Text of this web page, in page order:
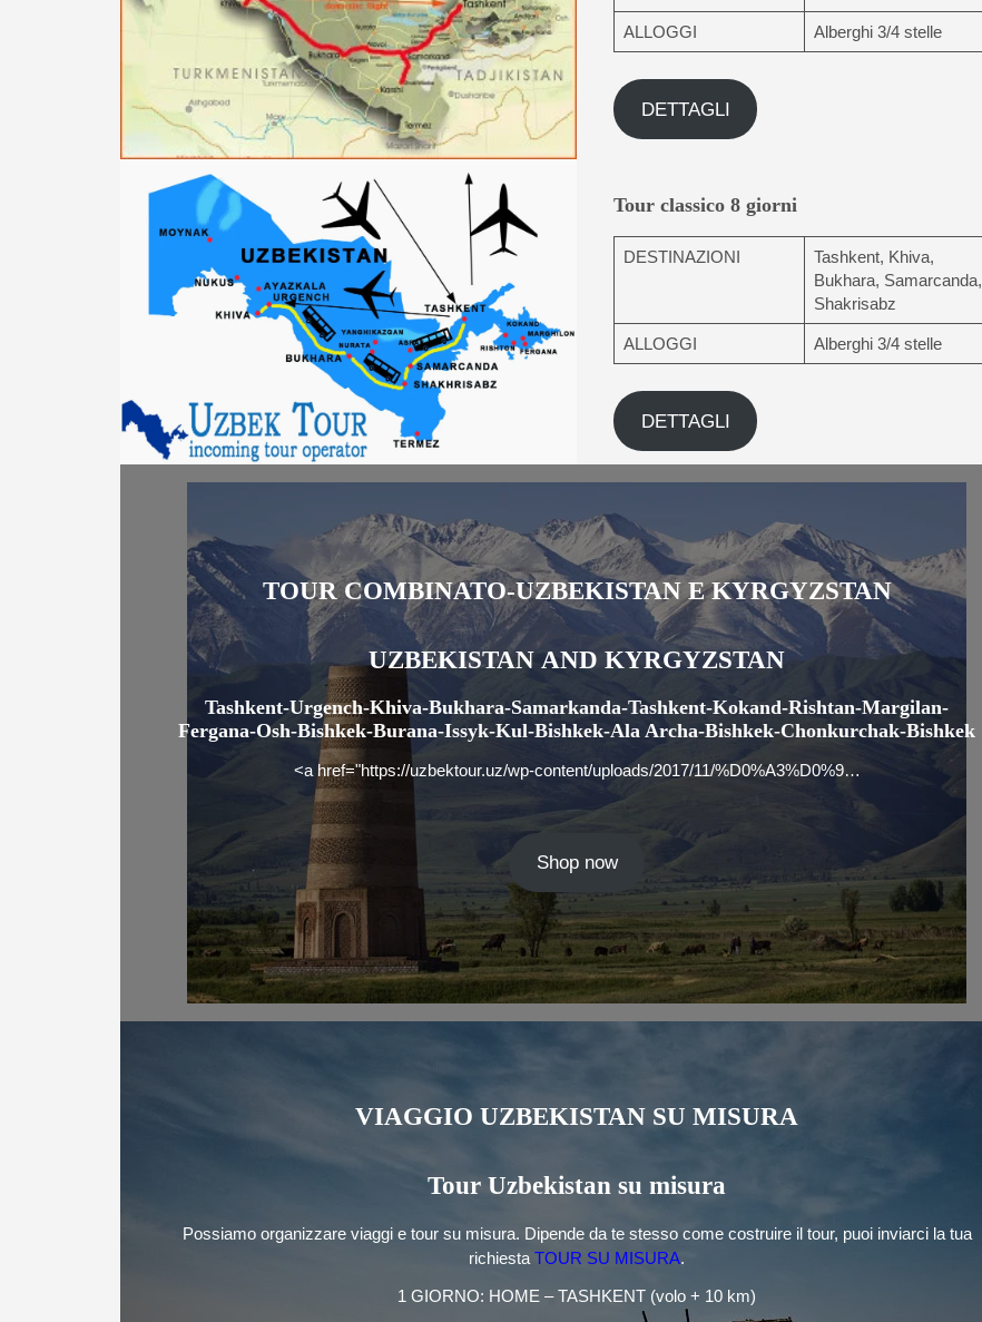
ALLOGGI Alberghi 3/4 stelle
DETTAGLI
Tour classico 8 giorni
DESTINAZIONI
Tashkent, Khiva,
Bukhara, Samarcanda,
Shakrisabz
ALLOGGI Alberghi 3/4 stelle
DETTAGLI
TOUR COMBINATO-UZBEKISTAN E KYRGYZSTAN
UZBEKISTAN ANDKYRGYZSTAN
Tashkent-Urgench-Khiva-Bukhara-Samarkanda-Tashkent-Kokand-Rishtan-Margilan-
Fergana-Osh-Bishkek-Burana-Issyk-Kul-Bishkek-Ala Archa-Bishkek-Chonkurchak-Bishkek
<a href="https://uzbektour.uz/wp-content/uploads/2017/11/%D0%A3%D0%9…
Shop now
VIAGGIO UZBEKISTAN SU MISURA
Tour Uzbekistan su misura
Possiamo organizzare viaggi e tour su misura. Dipende da te stesso come costruire il tour, puoi inviarci la tua
richiestaTOUR SU MISURA.
1 GIORNO: HOME – TASHKENT (volo + 10 km)